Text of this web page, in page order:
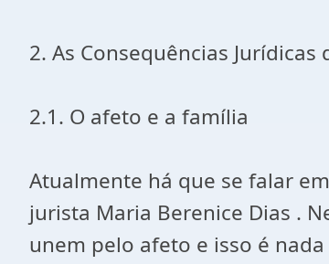
2. As Consequências
2.1. O afeto e a família
Atualmente há que se falar
jurista Maria Berenice Dias .
unem pelo afeto e isso é